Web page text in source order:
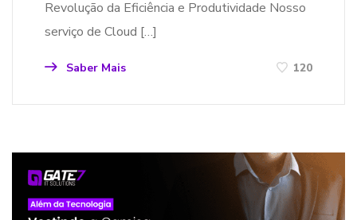
Revolução da Eficiência e Produtividade Nosso
serviço de Cloud […]
Saber Mais 120